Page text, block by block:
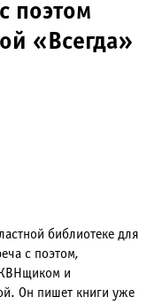
поэтом
«Всегда»
библиотеке для
с поэтом,
и
Он пишет книги уже